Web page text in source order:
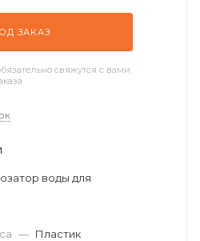
ЗАКАЗ
свяжутся с вами
воды для
— Пластик